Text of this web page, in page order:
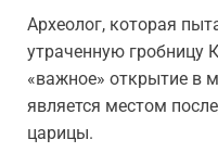
Археолог, которая
утраченную гробницу
«важное» открытие в
является местом
царицы.